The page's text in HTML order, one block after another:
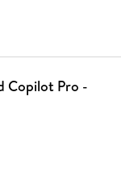
Copilot Pro -